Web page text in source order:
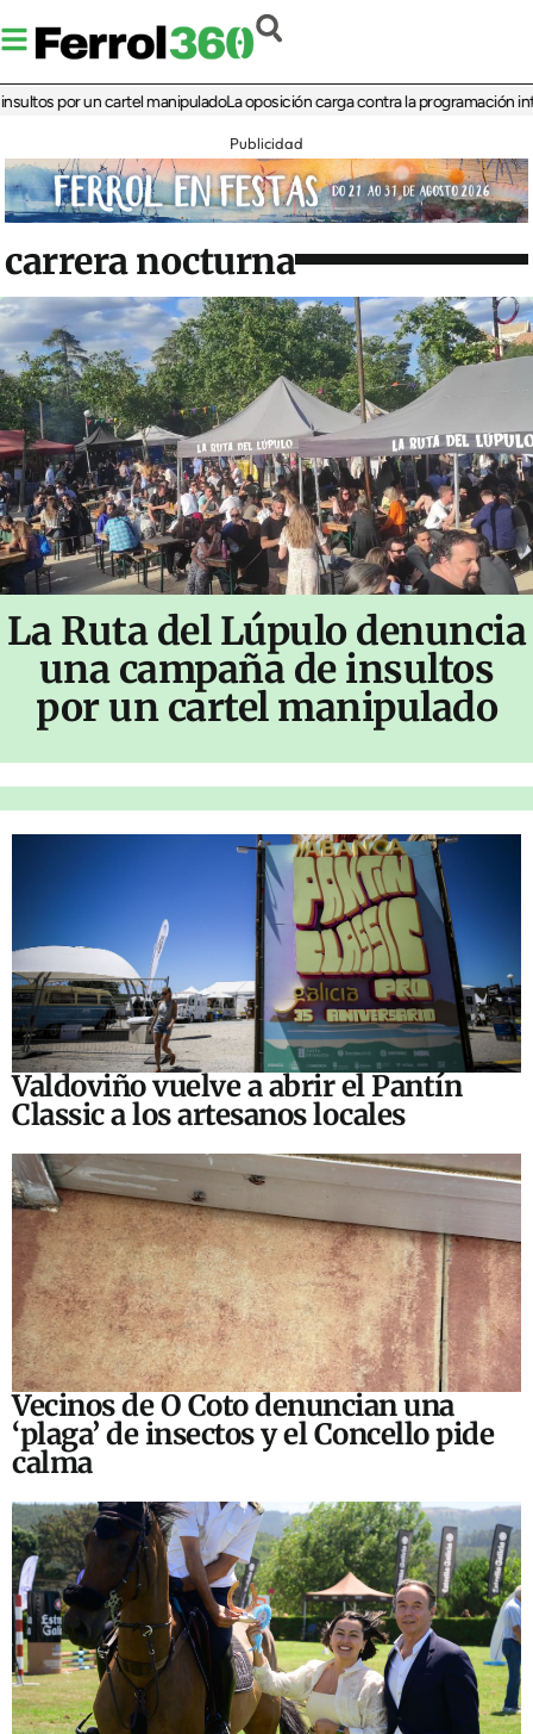
por un cartel manipuladoLa oposición carga contra la programación infantil
Publicidad
carrera nocturna
La Ruta del Lúpulo denuncia
una campaña de insultos
por un cartel manipulado
Valdoviño vuelve a abrir el Pantín
Classic a los artesanos locales
Vecinos de O Coto denuncian una
‘plaga’ de insectos y el Concello pide
calma